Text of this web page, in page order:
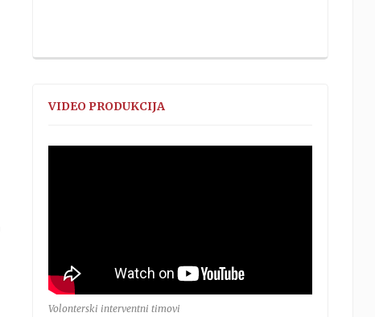
VIDEO PRODUKCIJA
Volonterski interventni timovi